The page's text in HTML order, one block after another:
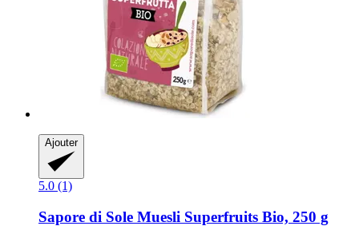
Ajouter
5.0 (1)
Sapore di Sole Muesli Superfruits Bio, 250 g